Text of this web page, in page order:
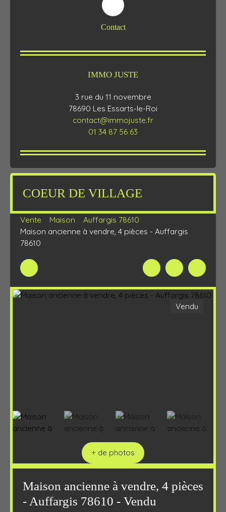
Contact
IMMO JUSTE
3 rue du 11 novembre
78690 Les Essarts-le-Roi
contact@immojuste.fr
01 34 87 56 63
COEUR DE VILLAGE
Vente Maison
Auffargis 78610
Maison ancienne à vendre, 4 pièces - Auffargis
78610
Vendu
+ de photos
Maison ancienne à vendre, 4 pièces
- Auffargis 78610 - Vendu